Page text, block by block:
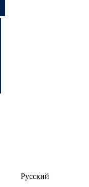
Русский